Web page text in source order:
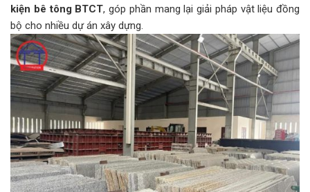
kiện bê tông BTCT, góp phần mang lại giải pháp vật liệu đồng
bộ cho nhiều dự án xây dựng.